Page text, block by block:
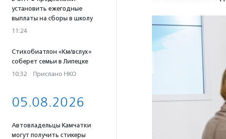
установить ежегодные
выплаты на сборы в школу
11:24
Стихобиатлон «Км/вслух»
соберет семьи в Липецке
10:32 · Прислано НКО
05.08.2026
Автовладельцы Камчатки
могут получить стикеры